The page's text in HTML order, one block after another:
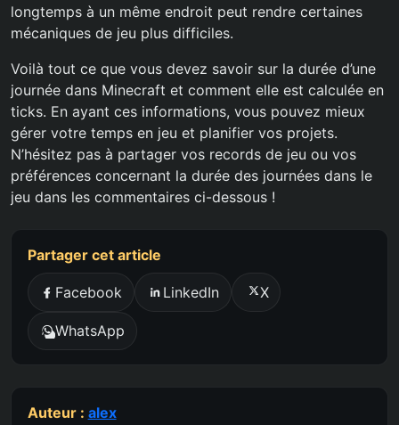
longtemps à un même endroit peut rendre certaines
mécaniques de jeu plus difficiles.
Voilà tout ce que vous devez savoir sur la durée d’une
journée dans Minecraft et comment elle est calculée en
ticks. En ayant ces informations, vous pouvez mieux
gérer votre temps en jeu et planifier vos projets.
N’hésitez pas à partager vos records de jeu ou vos
préférences concernant la durée des journées dans le
jeu dans les commentaires ci-dessous !
Partager cet article
Facebook LinkedIn X
WhatsApp
Auteur : alex